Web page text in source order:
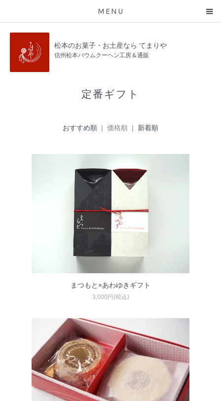
MENU
松本のお菓子・お土産なら てまりや
信州松本バウムクーヘン工房＆通販
定番ギフト
おすすめ順 | 価格順 | 新着順
まつもと×あわゆきギフト
3,000円(税込)